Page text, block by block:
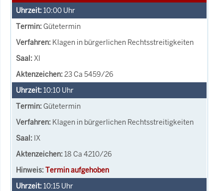
10:00 Uhr
Gütetermin
Klagen in bürgerlichen Rechtsstreitigkeiten
XI
23 Ca 5459/26
10:10 Uhr
Gütetermin
Klagen in bürgerlichen Rechtsstreitigkeiten
IX
18 Ca 4210/26
Termin aufgehoben
10:15 Uhr